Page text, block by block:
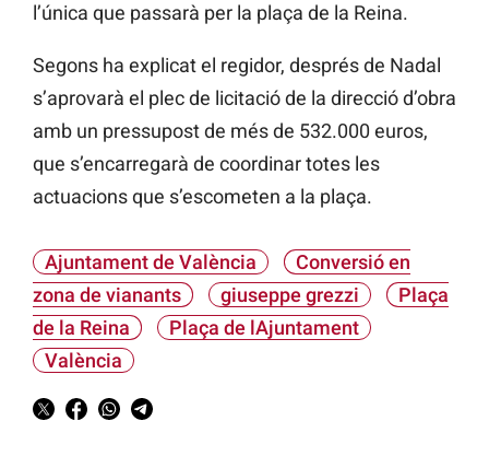
l’única que passarà per la plaça de la Reina.
Segons ha explicat el regidor, després de Nadal
s’aprovarà el plec de licitació de la direcció d’obra
amb un pressupost de més de 532.000 euros,
que s’encarregarà de coordinar totes les
actuacions que s’escometen a la plaça.
Ajuntament de València
Conversió en
zona de vianants
giuseppe grezzi
Plaça
de la Reina
Plaça de lAjuntament
València